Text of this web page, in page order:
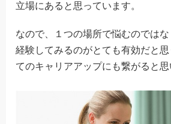
立場にあると思っています。
なので、１つの場所で悩むのでは
経験してみるのがとても有効だと
てのキャリアアップにも繋がると思